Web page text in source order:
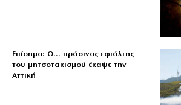
Επίσημο: Ο… πράσινος εφιάλτης
του μητσοτακισμού έκαψε την
Αττική